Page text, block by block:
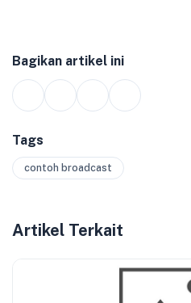
Bagikan artikel ini
Tags
contoh broadcast
Artikel Terkait